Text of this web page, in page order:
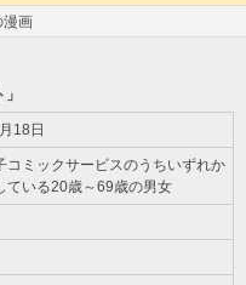
漫画
18日
コミックサービスのうちいずれか
ている20歳～69歳の男女